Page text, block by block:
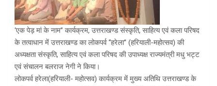
‘एक पेड़ मां के नाम’’ कार्यक्रम, उत्तराखण्ड संस्कृति, साहित्य एवं कला परिषद
के तत्वाधान में उत्तराखण्ड का लोकपर्व ‘‘हरेला’’ (हरियाली-महोत्सव) की
अध्यक्षता संस्कृति, साहित्य एवं कला परिषद की उपाध्यक्ष राज्यमंत्री मधु भट्ट
एवं संचालन बलराज नेगी ने किया।
लोकपर्व हरेला(हरियाली- महोत्सव) कार्यक्रम में मुख्य अतिथि उत्तराखण्ड के